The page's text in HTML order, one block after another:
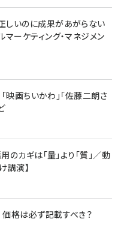
しいのに成果があがらない
ーケティング・マネジメン
映画ちいかわ」「佐藤二朗さ
カギは「量」より「質」／動
講演】
格は必ず記載すべき？